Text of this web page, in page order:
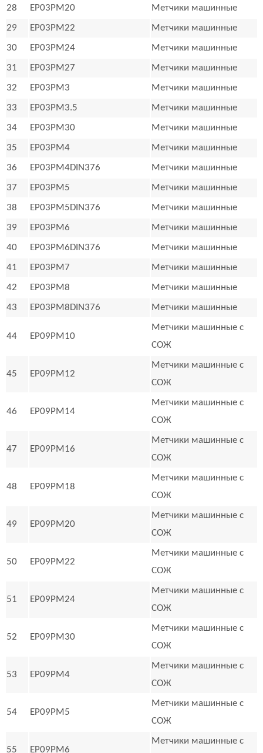
28
EP03PM20
Метчики машинные
29
EP03PM22
Метчики машинные
30
EP03PM24
Метчики машинные
31
EP03PM27
Метчики машинные
32
EP03PM3
Метчики машинные
33
EP03PM3.5
Метчики машинные
34
EP03PM30
Метчики машинные
35
EP03PM4
Метчики машинные
36
EP03PM4DIN376
Метчики машинные
37
EP03PM5
Метчики машинные
38
EP03PM5DIN376
Метчики машинные
39
EP03PM6
Метчики машинные
40
EP03PM6DIN376
Метчики машинные
41
EP03PM7
Метчики машинные
42
EP03PM8
Метчики машинные
43
EP03PM8DIN376 Метчики машинные
44 EP09PM10
Метчики машинные с
СОЖ
45 EP09PM12
Метчики машинные с
СОЖ
46 EP09PM14
Метчики машинные с
СОЖ
47 EP09PM16
Метчики машинные с
СОЖ
48 EP09PM18
Метчики машинные с
СОЖ
49 EP09PM20
Метчики машинные с
СОЖ
50 EP09PM22
Метчики машинные с
СОЖ
51 EP09PM24
Метчики машинные с
СОЖ
52 EP09PM30
Метчики машинные с
СОЖ
53 EP09PM4
Метчики машинные с
СОЖ
54 EP09PM5
Метчики машинные с
СОЖ
55 EP09PM6
Метчики машинные с